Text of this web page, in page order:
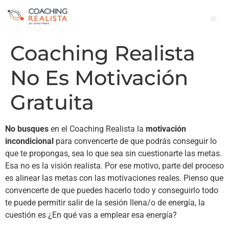
Coaching Realista
No Es Motivación
Gratuita
No busques en el Coaching Realista la motivación
incondicional para convencerte de que podrás conseguir lo
que te propongas, sea lo que sea sin cuestionarte las metas.
Esa no es la visión realista. Por ese motivo, parte del proceso
es alinear las metas con las motivaciones reales. Pienso que
convencerte de que puedes hacerlo todo y conseguirlo todo
te puede permitir salir de la sesión llena/o de energía, la
cuestión es ¿En qué vas a emplear esa energía?